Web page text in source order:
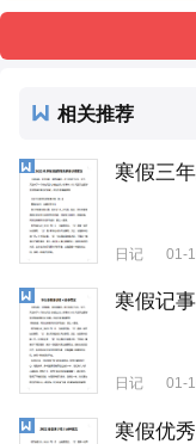
相关推荐
寒假三
日记 01-
寒假记
日记 01-
寒假优